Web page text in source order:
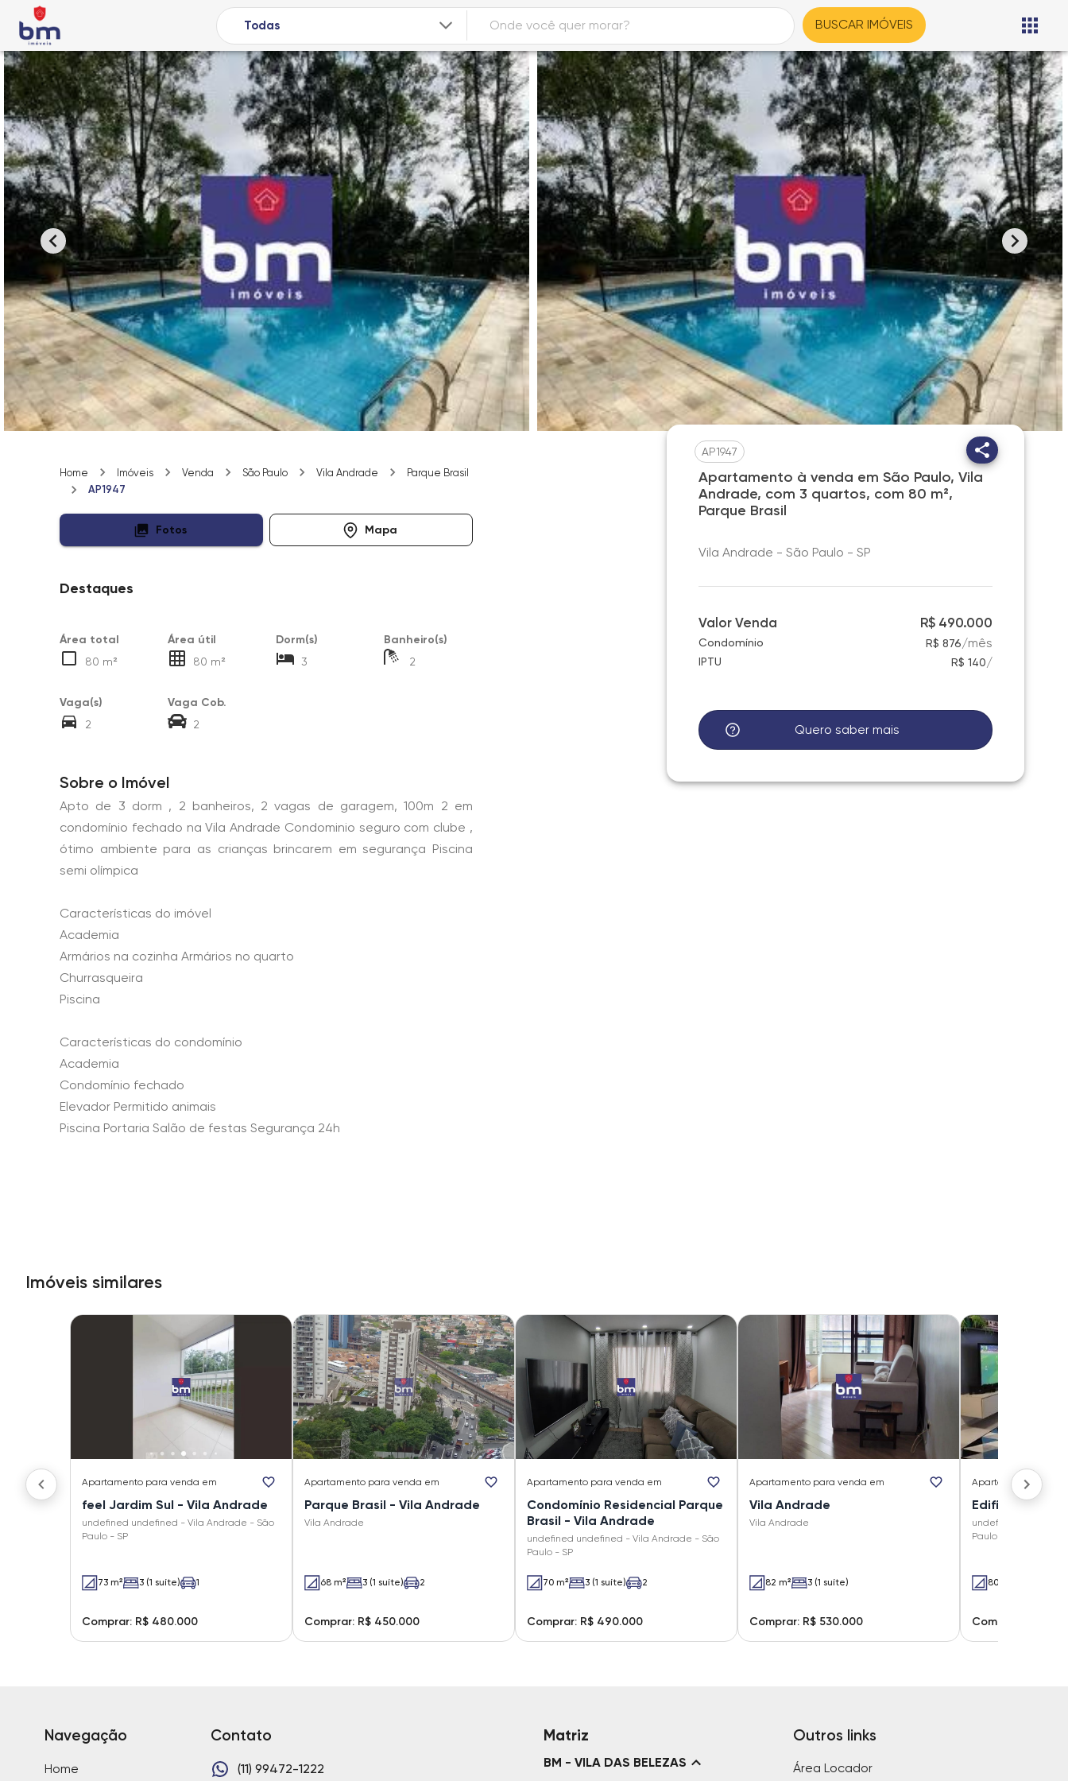
BUSCAR IMÓVEIS
Home Imóveis Venda São Paulo Vila Andrade
Parque Brasil
AP1947
Fotos Mapa
Destaques
Área total
80 m²
Área útil
80 m²
Dorm(s)
3
Banheiro(s)
2
Vaga(s)
2
Vaga Cob.
2
Sobre o Imóvel
Apto de 3 dorm , 2 banheiros, 2 vagas de garagem, 100m 2 em
condomínio fechado na Vila Andrade Condominio seguro com clube ,
ótimo ambiente para as crianças brincarem em segurança Piscina
semi olímpica
Características do imóvel
Academia
Armários na cozinha Armários no quarto
Churrasqueira
Piscina
Características do condomínio
Academia
Condomínio fechado
Elevador Permitido animais
Piscina Portaria Salão de festas Segurança 24h
AP1947
Apartamento à venda em São Paulo, Vila
Andrade, com 3 quartos, com 80 m²,
Parque Brasil
Vila Andrade - São Paulo - SP
Valor Venda R$ 490.000
Condomínio R$ 876/mês
IPTU R$ 140/
Quero saber mais
Imóveis similares
Apartamento para venda em
feel Jardim Sul - Vila Andrade
undefined undefined - Vila Andrade - São
Paulo - SP
73 m² 3 (1 suíte) 1
Comprar: R$ 480.000
Apartamento para venda em
Parque Brasil - Vila Andrade
Vila Andrade
68 m² 3 (1 suíte) 2
Comprar: R$ 450.000
Apartamento para venda em
Condomínio Residencial Parque
Brasil - Vila Andrade
undefined undefined - Vila Andrade - São
Paulo - SP
70 m² 3 (1 suíte) 2
Comprar: R$ 490.000
Apartamento para venda em
Vila Andrade
Vila Andrade
82 m² 3 (1 suíte)
Comprar: R$ 530.000
Apartamento para
undefined
Paulo - SP
80 m²
Comprar: R$
Navegação
Home
Contato
(11) 99472-1222
Matriz
BM - VILA DAS BELEZAS
Outros links
Área Locador